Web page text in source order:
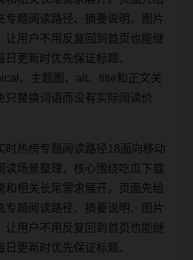
专题阅读路径、摘要说明、图片
让用户不用反复回到首页也能继
更新时优先保证标题、
、主题图、alt、title和正文关
只替换词语而没有实际阅读价
时热榜专题阅读路径18面向移动
读场景整理，核心围绕吃瓜下载
和相关长尾需求展开。页面先给
专题阅读路径、摘要说明、图片
让用户不用反复回到首页也能继
更新时优先保证标题、